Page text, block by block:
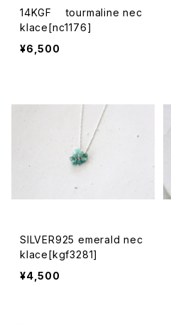
14KGF tourmaline nec
klace[nc1176]
¥6,500
SILVER925 emerald nec
klace[kgf3281]
¥4,500